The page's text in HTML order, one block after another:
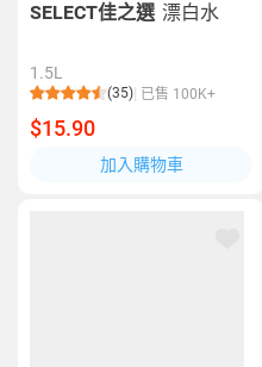
SELECT佳之選 漂白水
1.5L
(35) 已售 100K+
$15.90
加入購物車